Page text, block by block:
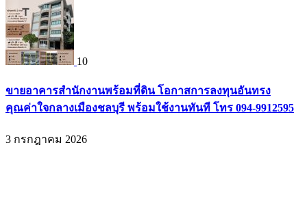
10
ขายอาคารสำนักงานพร้อมที่ดิน โอกาสการลงทุนอันทรง
คุณค่าใจกลางเมืองชลบุรี พร้อมใช้งานทันที โทร 094-9912595
3 กรกฎาคม 2026